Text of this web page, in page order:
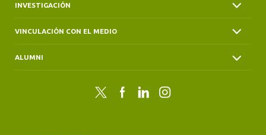
INVESTIGACIÓN
VINCULACIÓN CON EL MEDIO
ALUMNI
Twitter FacebookLinkedInInstagram